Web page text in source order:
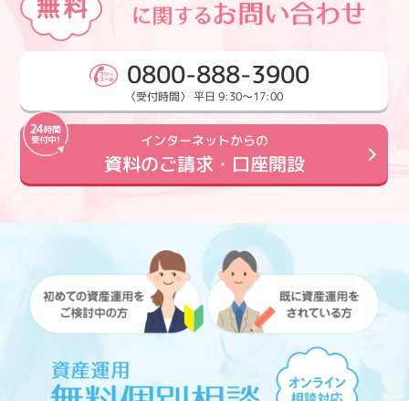
0800-888-3900
〈受付時間〉 平日 9:30～17:00
インターネットからの
資料のご請求・口座開設